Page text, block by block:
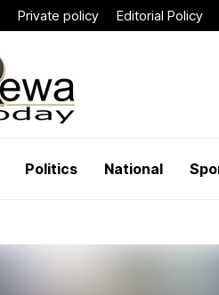
Private policy Editorial Policy
Politics National